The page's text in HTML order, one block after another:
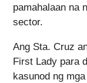
pamahalaan na
sector.
Ang Sta. Cruz
First Lady para
kasunod ng